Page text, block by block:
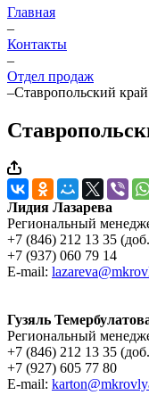
Главная
–
Контакты
–
Отдел продаж
–Ставропольский край
Лидия Лазарева
Региональный
+7 (846) 212 13 35
+7 (937) 060 79 14
E-mail:
Гузяль
Региональный
+7 (846) 212 13 35
+7 (927) 605 77 80
E-mail: